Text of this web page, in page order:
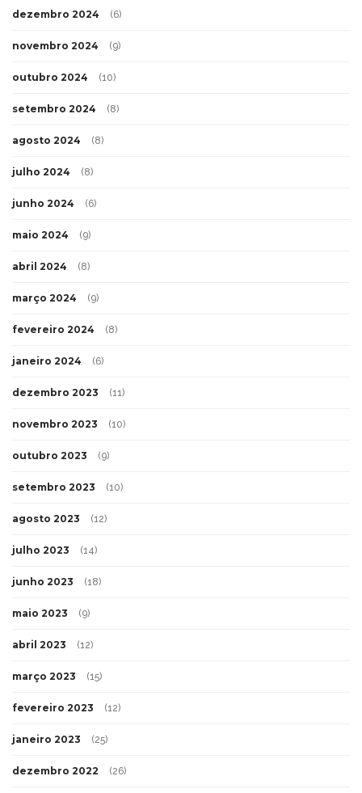
dezembro 2024 (6)
novembro 2024 (9)
outubro 2024 (10)
setembro 2024 (8)
agosto 2024 (8)
julho 2024 (8)
junho 2024 (6)
maio 2024 (9)
abril 2024 (8)
março 2024 (9)
fevereiro 2024 (8)
janeiro 2024 (6)
dezembro 2023 (11)
novembro 2023 (10)
outubro 2023 (9)
setembro 2023 (10)
agosto 2023 (12)
julho 2023 (14)
junho 2023 (18)
maio 2023 (9)
abril 2023 (12)
março 2023 (15)
fevereiro 2023 (12)
janeiro 2023 (25)
dezembro 2022 (26)